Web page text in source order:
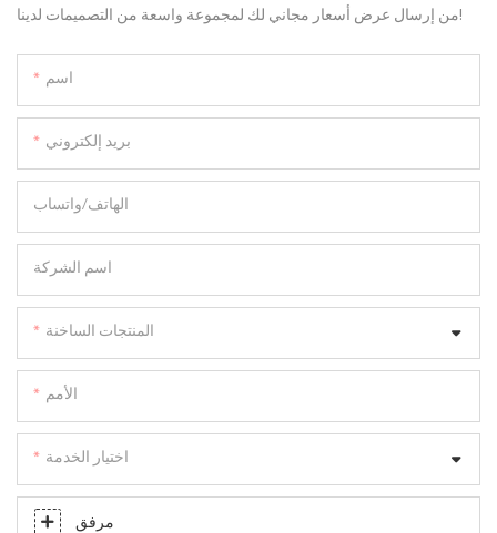
من إرسال عرض أسعار مجاني لك لمجموعة واسعة من التصميمات لدينا!
اسم
بريد إلكتروني
الهاتف/واتساب
اسم الشركة
المنتجات الساخنة
الأمم
اختيار الخدمة
مرفق